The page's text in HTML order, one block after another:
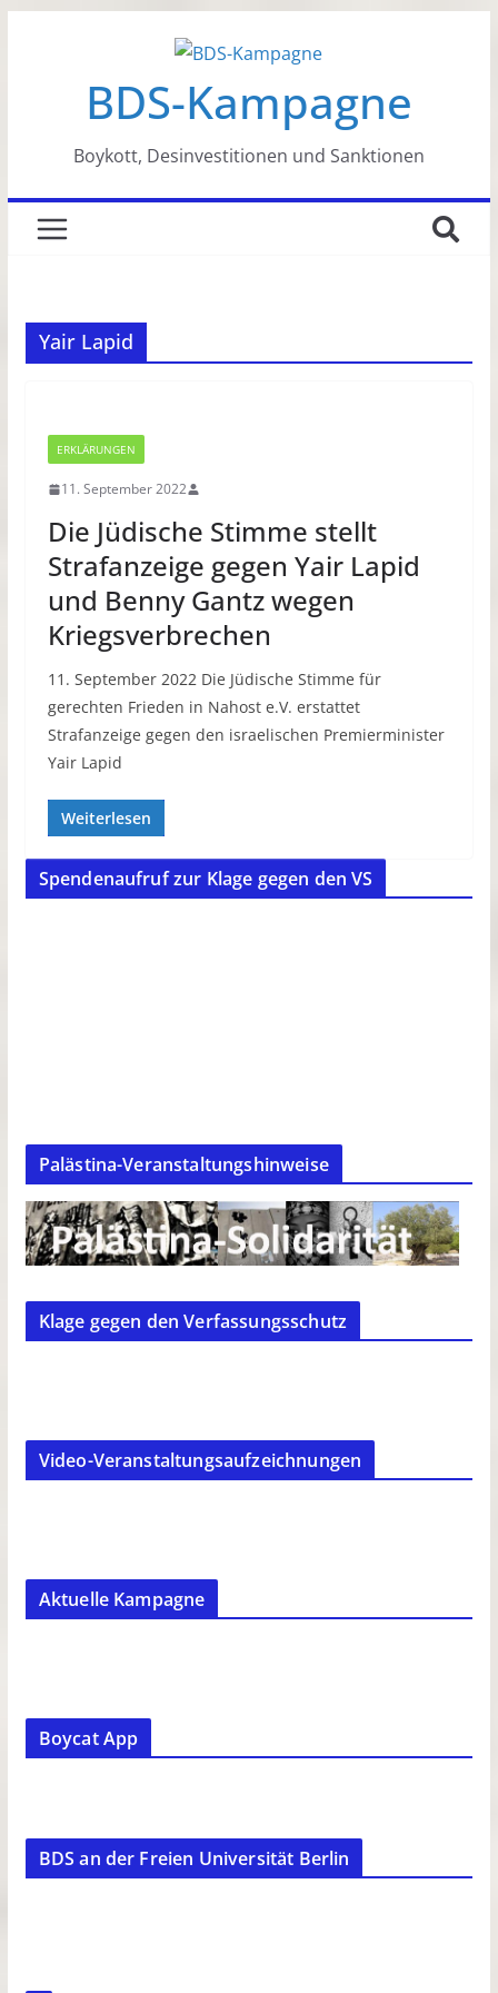
BDS-Kampagne
Boykott, Desinvestitionen und Sanktionen
Yair Lapid
ERKLÄRUNGEN
11. September 2022
Die Jüdische Stimme stellt
Strafanzeige gegen Yair Lapid
und Benny Gantz wegen
Kriegsverbrechen
11. September 2022 Die Jüdische Stimme für
gerechten Frieden in Nahost e.V. erstattet
Strafanzeige gegen den israelischen Premierminister
Yair Lapid
Weiterlesen
Spendenaufruf zur Klage gegen den VS
Palästina-Veranstaltungshinweise
Klage gegen den Verfassungsschutz
Video-Veranstaltungsaufzeichnungen
Aktuelle Kampagne
Boycat App
BDS an der Freien Universität Berlin